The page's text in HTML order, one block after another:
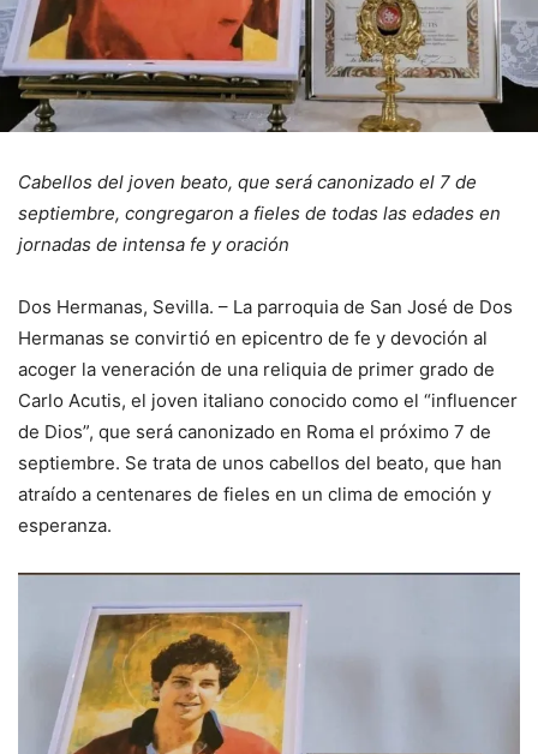
Cabellos del joven beato, que será canonizado el 7 de
septiembre, congregaron a fieles de todas las edades en
jornadas de intensa fe y oración
Dos Hermanas, Sevilla. – La parroquia de San José de Dos
Hermanas se convirtió en epicentro de fe y devoción al
acoger la veneración de una reliquia de primer grado de
Carlo Acutis, el joven italiano conocido como el “influencer
de Dios”, que será canonizado en Roma el próximo 7 de
septiembre. Se trata de unos cabellos del beato, que han
atraído a centenares de fieles en un clima de emoción y
esperanza.